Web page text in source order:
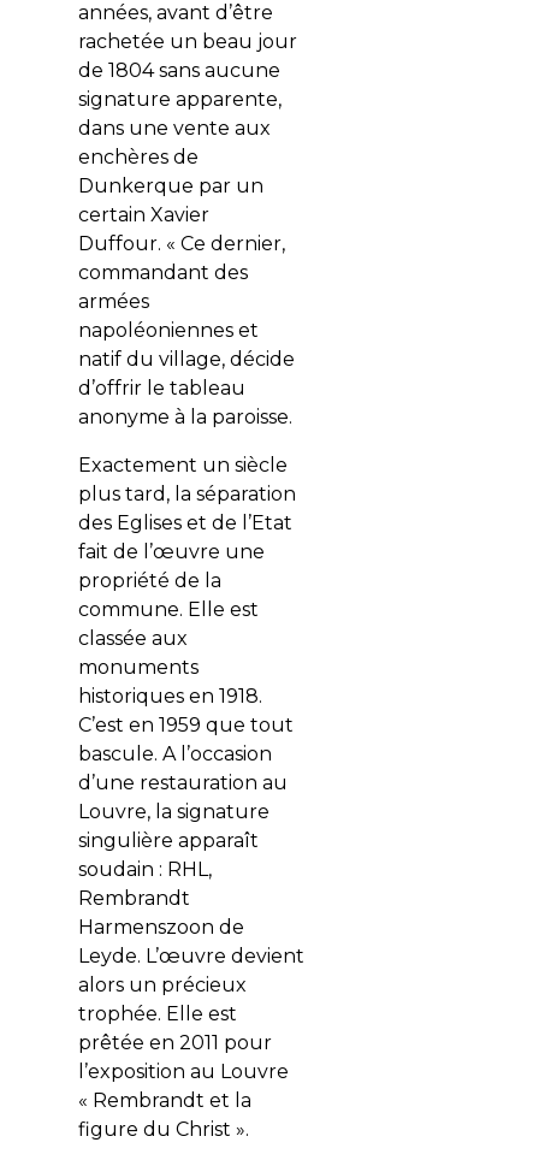
années, avant d’être
rachetée un beau jour
de 1804 sans aucune
signature apparente,
dans une vente aux
enchères de
Dunkerque par un
certain Xavier
Duffour. « Ce dernier,
commandant des
armées
napoléoniennes et
natif du village, décide
d’offrir le tableau
anonyme à la paroisse.
Exactement un siècle
plus tard, la séparation
des Eglises et de l’Etat
fait de l’œuvre une
propriété de la
commune. Elle est
classée aux
monuments
historiques en 1918.
C’est en 1959 que tout
bascule. A l’occasion
d’une restauration au
Louvre, la signature
singulière apparaît
soudain : RHL,
Rembrandt
Harmenszoon de
Leyde. L’œuvre devient
alors un précieux
trophée. Elle est
prêtée en 2011 pour
l’exposition au Louvre
« Rembrandt et la
figure du Christ ».